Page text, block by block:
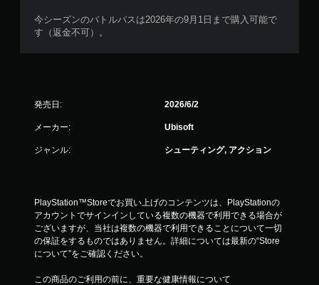
今シーズンのバトルパスは2026年の9月1日まで購入可能で
す（返金不可）。
発売日: 2026/6/2
メーカー: Ubisoft
ジャンル: シューティング, アクション
PlayStation™Storeでお買い上げのコンテンツは、PlayStationの
アカウントでサインインしている複数の機器で利用できる場合が
ございますが、当社は複数の機器で利用できることについて一切
の保証をするものではありません。詳細については最新の“Store
について”をご確認ください。
この商品のご利用の前に、重要な健康情報について